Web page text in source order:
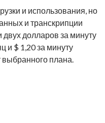
и использования, но
и транскрипции
двух долларов за минуту
и $ 1,20 за минуту
плана.